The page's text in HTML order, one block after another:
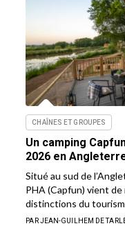
CHAÎNES ET GROUPES
Un camping
2026 en
Situé au sud de
PHA (Capfun) vient
distinctions du
PAR JEAN-GUILHEM DE